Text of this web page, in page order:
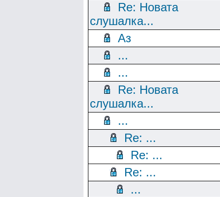
Re: Новата
слушалка...
Аз
...
...
Re: Новата
слушалка...
...
Re: ...
Re: ...
Re: ...
...